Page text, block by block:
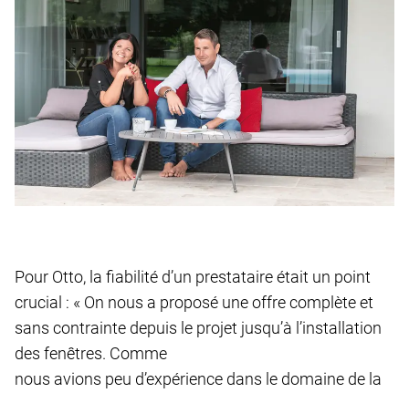
Pour Otto, la fiabilité d’un prestataire était un point
crucial : « On nous a proposé une offre complète et
sans contrainte depuis le projet jusqu’à l’installation
des fenêtres. Comme
nous avions peu d’expérience dans le domaine de la